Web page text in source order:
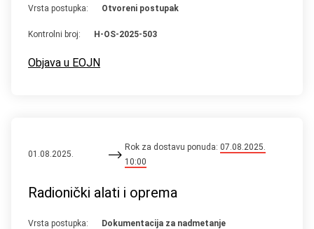
Vrsta postupka: Otvoreni postupak
Kontrolni broj: H-OS-2025-503
Objava u EOJN
01.08.2025.
Rok za dostavu ponuda:07.08.2025.
10:00
Radionički alati i oprema
Vrsta postupka: Dokumentacija za nadmetanje